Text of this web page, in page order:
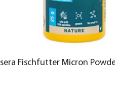
sera Fischfutter Micron